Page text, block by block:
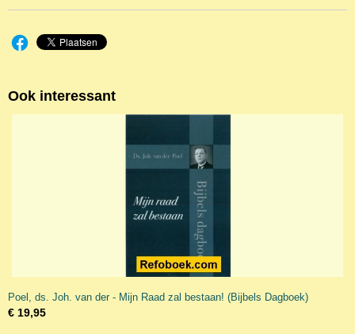
Ook interessant
Poel, ds. Joh. van der - Mijn Raad zal bestaan! (Bijbels Dagboek)
€ 19,95